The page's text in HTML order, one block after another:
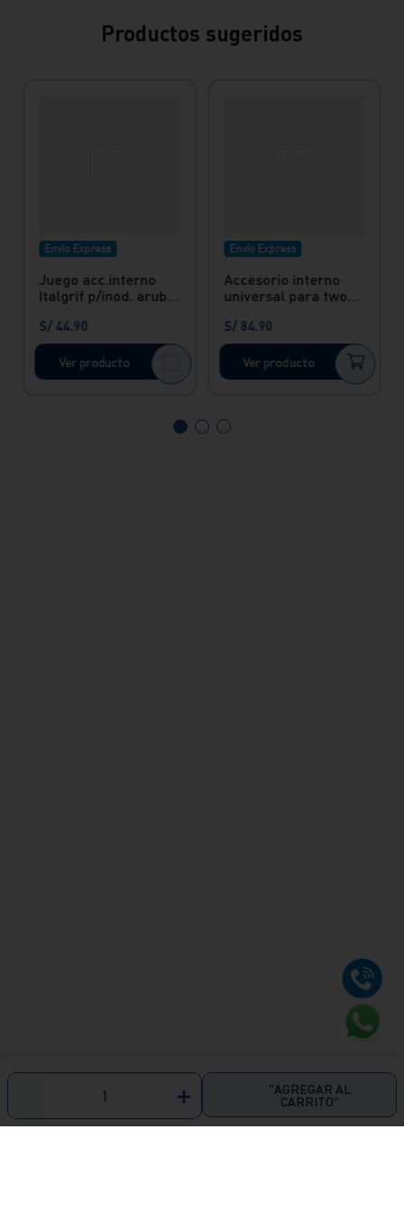
＋ "AGREGAR AL
CARRITO"
Productos sugeridos
Envío Express
Juego acc.interno
Italgrif p/inod. aruba
S/ 44.90
Ver producto
Envío Express
Accesorio interno
universal para two
S/ 84.90
Ver producto